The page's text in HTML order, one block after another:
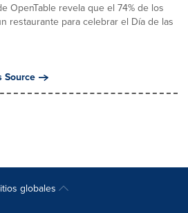
OpenTable revela que el 74% de los
restaurante para celebrar el Día de las
Source
globales